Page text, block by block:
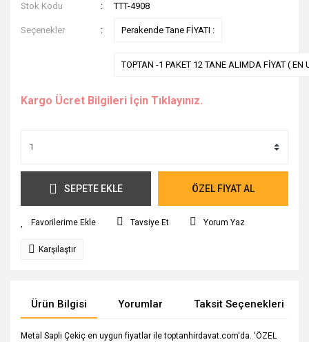
Stok Kodu
TTT-4908
Seçenekler Perakende Tane FİYATI :
TOPTAN -1 PAKET 12 TANE ALIMDA FİYAT ( EN
Kargo Ücret Bilgileri İçin Tıklayınız.
SEPETE EKLE ÖZEL FİYAT AL
Tavsiye Et Yorum Yaz
Karşılaştır
Ürün Bilgisi Yorumlar Taksit Seçenekleri
Metal Saplı Çekiç en uygun fiyatlar ile toptanhirdavat.com'da. 'ÖZEL